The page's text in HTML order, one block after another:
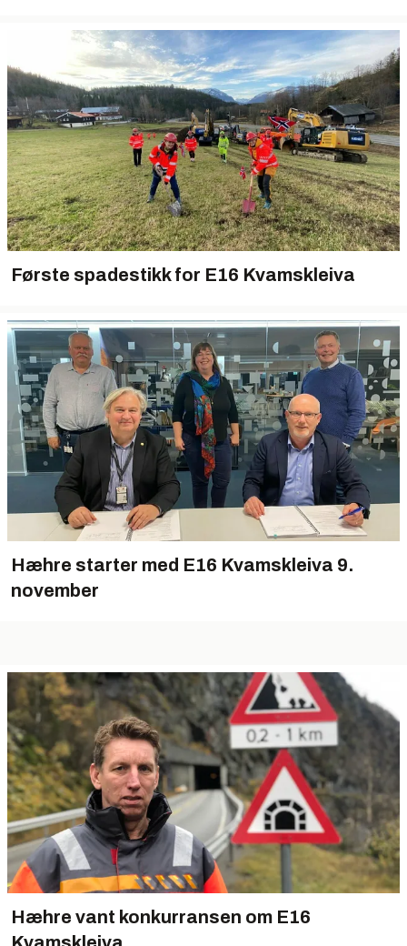
Første spadestikk for E16 Kvamskleiva
Hæhre starter med E16 Kvamskleiva 9.
november
Hæhre vant konkurransen om E16